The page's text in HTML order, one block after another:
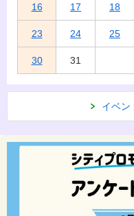
16 17 18
23 24 25
30 31
イベン